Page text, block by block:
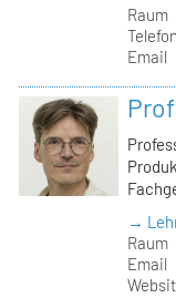
Raum
Telefon
Email
→
Raum
Email